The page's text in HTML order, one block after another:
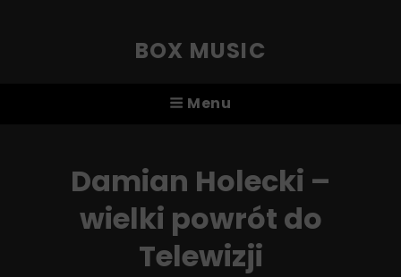
BOX MUSIC
Menu
Damian Holecki –
wielki powrót do
Telewizji